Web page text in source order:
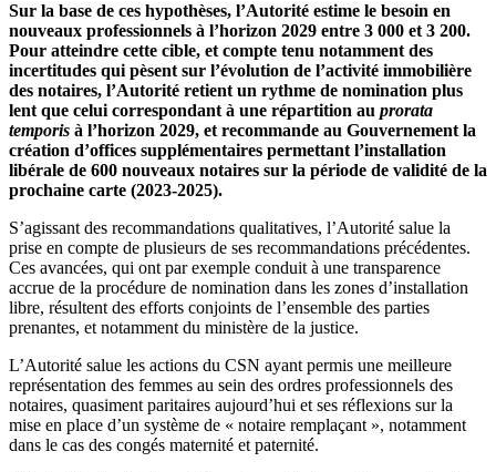
Sur la base de ces hypothèses, l’Autorité estime le besoin en
nouveaux professionnels à l’horizon 2029 entre 3 000 et 3 200.
Pour atteindre cette cible, et compte tenu notamment des
incertitudes qui pèsent sur l’évolution de l’activité immobilière
des notaires, l’Autorité retient un rythme de nomination plus
lent que celui correspondant à une répartition au prorata
temporis à l’horizon 2029, et recommande au Gouvernement la
création d’offices supplémentaires permettant l’installation
libérale de 600 nouveaux notaires sur la période de validité de la
prochaine carte (2023-2025).
S’agissant des recommandations qualitatives, l’Autorité salue la
prise en compte de plusieurs de ses recommandations précédentes.
Ces avancées, qui ont par exemple conduit à une transparence
accrue de la procédure de nomination dans les zones d’installation
libre, résultent des efforts conjoints de l’ensemble des parties
prenantes, et notamment du ministère de la justice.
L’Autorité salue les actions du CSN ayant permis une meilleure
représentation des femmes au sein des ordres professionnels des
notaires, quasiment paritaires aujourd’hui et ses réflexions sur la
mise en place d’un système de « notaire remplaçant », notamment
dans le cas des congés maternité et paternité.